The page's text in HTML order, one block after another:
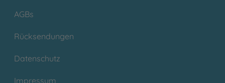
AGBs
Rücksendungen
Datenschutz
Impressum